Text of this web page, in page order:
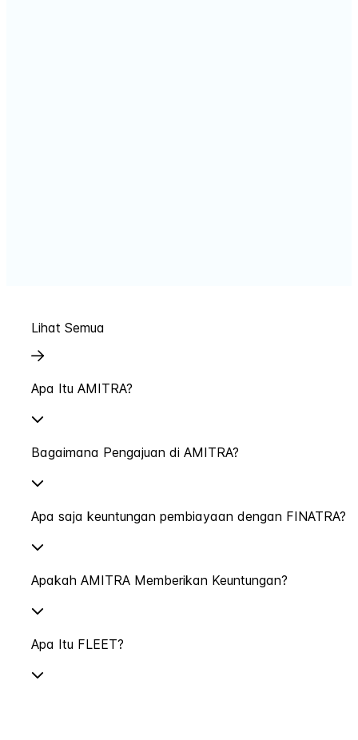
Lihat Semua
Apa Itu AMITRA?
Bagaimana Pengajuan di AMITRA?
Apa saja keuntungan pembiayaan dengan FINATRA?
Apakah AMITRA Memberikan Keuntungan?
Apa Itu FLEET?